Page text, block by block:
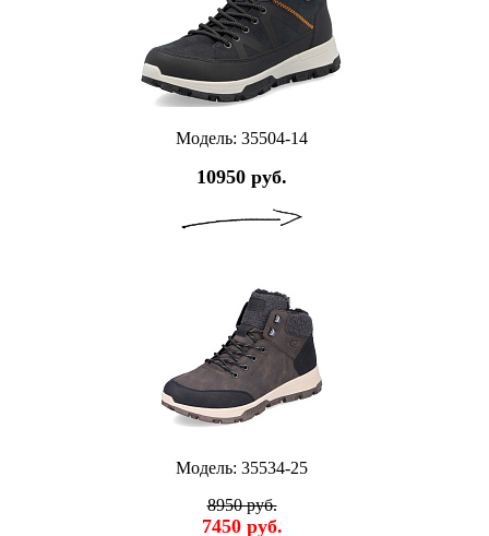
Модель: 35504-14
10950 руб.
Модель: 35534-25
8950 руб.
7450 руб.